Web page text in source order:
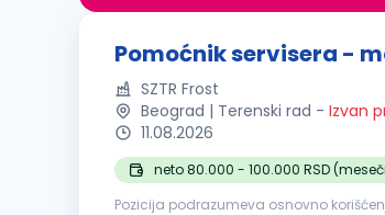
Pomoćnik servisera -
SZTR Frost
Beograd | Terenski rad - Izvan
11.08.2026
neto 80.000 - 100.000 RSD
Pozicija podrazumeva osnovno